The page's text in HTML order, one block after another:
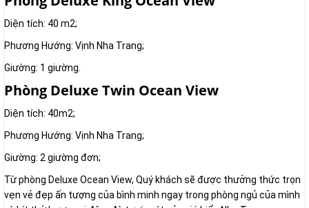
Diện tích: 40 m2;
Phương Hướng: Vịnh Nha Trang;
Giường: 1 giường.
Phòng Deluxe Twin Ocean View
Diện tích: 40m2;
Phương Hướng: Vịnh Nha Trang;
Giường: 2 giường đơn;
Từ phòng Deluxe Ocean View, Quý khách sẽ được thưởng thức trọn
vẹn vẻ đẹp ấn tượng của bình minh ngay trong phòng ngủ của mình